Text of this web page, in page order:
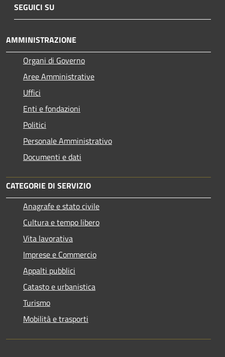
SEGUICI SU
AMMINISTRAZIONE
Organi di Governo
Aree Amministrative
Uffici
Enti e fondazioni
Politici
Personale Amministrativo
Documenti e dati
CATEGORIE DI SERVIZIO
Anagrafe e stato civile
Cultura e tempo libero
Vita lavorativa
Imprese e Commercio
Appalti pubblici
Catasto e urbanistica
Turismo
Mobilità e trasporti